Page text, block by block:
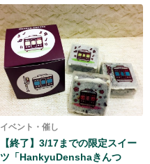
イベント・催し
【終了】3/17までの限定スイー
ツ「HankyuDenshaきんつ